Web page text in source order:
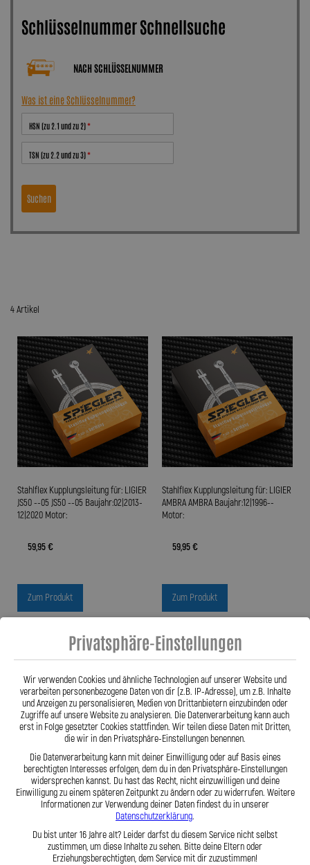
Schlüsselnummer Schnellsuche
NACH SCHLÜSSELNUMMER
Was ist eine Schlüsselnummer?
HSN (zu 2.1 und zu 2)
TSN (zu 2.2 und zu 3)
Suchen
4 Artikel
Stahlflex Kupplungsleitung für: LIGIER
JS50 --05 JS50 --05 Baujahr:02|2013-
12|2020 Motor:
59,95 €
Zum Produkt
Stahlflex Kupplungsleitung für: LIGIER
AMBRA AMBRA Baujahr:12|1996--
Motor:
59,95 €
Zum Produkt
Stahlflex Kupplungsleitung für: LIGIER
BE UP BE UP Baujahr:08|2002--
Motor:
Stahlflex Kupplungsleitung für: LIGIER
NOVA NOVA Baujahr:08|2002-- Motor:
59,95 €
Privatsphäre-Einstellungen
Wir verwenden Cookies und ähnliche Technologien auf unserer Website und
verarbeiten personenbezogene Daten von dir (z.B. IP-Adresse), um z.B. Inhalte
und Anzeigen zu personalisieren, Medien von Drittanbietern einzubinden oder
Zugriffe auf unsere Website zu analysieren. Die Datenverarbeitung kann auch
erst in Folge gesetzter Cookies stattfinden. Wir teilen diese Daten mit Dritten,
die wir in den Privatsphäre-Einstellungen benennen.
Die Datenverarbeitung kann mit deiner Einwilligung oder auf Basis eines
berechtigten Interesses erfolgen, dem du in den Privatsphäre-Einstellungen
widersprechen kannst. Du hast das Recht, nicht einzuwilligen und deine
Einwilligung zu einem späteren Zeitpunkt zu ändern oder zu widerrufen. Weitere
Informationen zur Verwendung deiner Daten findest du in unserer
Datenschutzerklärung.
Du bist unter 16 Jahre alt? Leider darfst du diesem Service nicht selbst
zustimmen, um diese Inhalte zu sehen. Bitte deine Eltern oder
Erziehungsberechtigten, dem Service mit dir zuzustimmen!